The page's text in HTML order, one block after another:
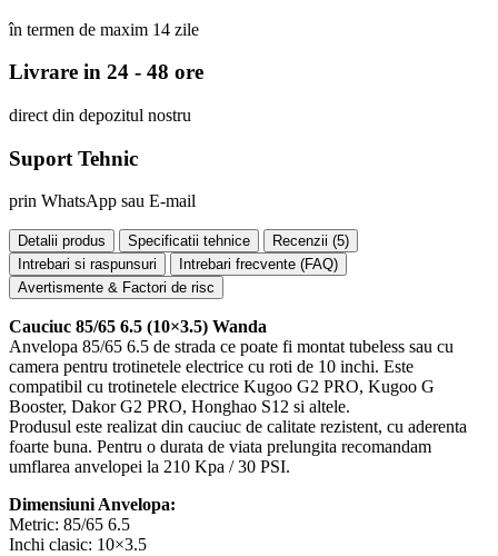
în termen de maxim 14 zile
Livrare in 24 - 48 ore
direct din depozitul nostru
Suport Tehnic
prin WhatsApp sau E-mail
Detalii produs Specificatii tehnice Recenzii (5)
Intrebari si raspunsuri
Intrebari frecvente (FAQ)
Avertismente & Factori de risc
Cauciuc 85/65 6.5 (10×3.5) Wanda
Anvelopa 85/65 6.5 de strada ce poate fi montat tubeless sau cu
camera pentru trotinetele electrice cu roti de 10 inchi. Este
compatibil cu trotinetele electrice Kugoo G2 PRO, Kugoo G
Booster, Dakor G2 PRO, Honghao S12 si altele.
Produsul este realizat din cauciuc de calitate rezistent, cu aderenta
foarte buna. Pentru o durata de viata prelungita recomandam
umflarea anvelopei la 210 Kpa / 30 PSI.
Dimensiuni Anvelopa:
Metric: 85/65 6.5
Inchi clasic: 10×3.5